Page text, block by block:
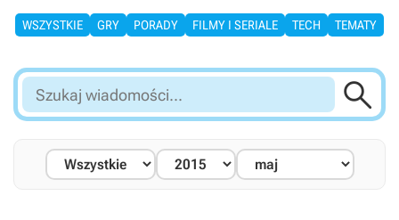
WSZYSTKIE GRY PORADY FILMY I SERIALE TECH TEMATY
Szukaj
wiadomości...
